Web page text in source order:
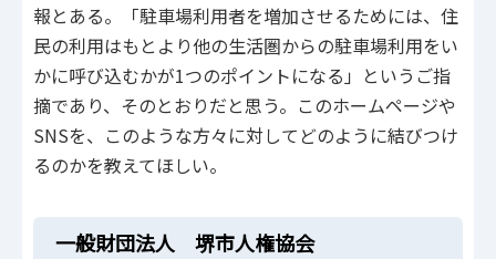
報とある。「駐車場利用者を増加させるためには、住
民の利用はもとより他の生活圏からの駐車場利用をい
かに呼び込むかが1つのポイントになる」というご指
摘であり、そのとおりだと思う。このホームページや
SNSを、このような方々に対してどのように結びつけ
るのかを教えてほしい。
一般財団法人 堺市人権協会